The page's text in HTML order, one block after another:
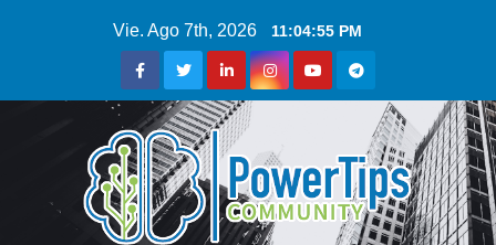
Vie. Ago 7th, 2026 11:04:56 PM